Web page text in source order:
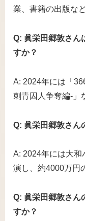
業、書籍の出版な
Q: 眞栄田郷敦さん
すか？
A: 2024年には「
刺青囚人争奪編-」
Q: 眞栄田郷敦さん
A: 2024年には大和
演し、約4000万円
Q: 眞栄田郷敦さん
すか？